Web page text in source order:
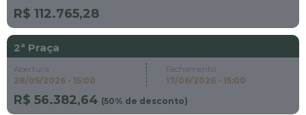
R$ 112.765,28
2ª Praça
Abertura
28/05/2026 - 15:00
Fechamento
17/06/2026 - 15:00
R$ 56.382,64 (50% de desconto)